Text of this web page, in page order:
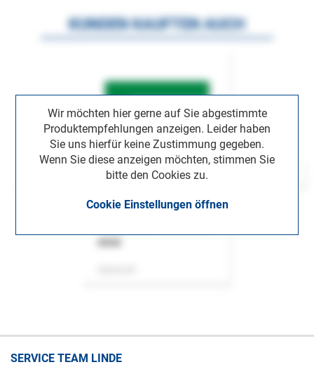
Wir möchten hier gerne auf Sie abgestimmte
Produktempfehlungen anzeigen. Leider haben
Sie uns hierfür keine Zustimmung gegeben.
Wenn Sie diese anzeigen möchten, stimmen Sie
bitte den Cookies zu.
Cookie Einstellungen öffnen
KUNDEN KAUFTEN AUCH
SERVICE TEAM LINDE